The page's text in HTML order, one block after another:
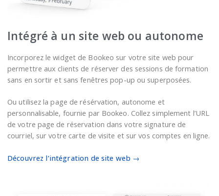
Intégré à un site web ou autonome
Incorporez le widget de Bookeo sur votre site web pour
permettre aux clients de réserver des sessions de formation
sans en sortir et sans fenêtres pop-up ou superposées.
Ou utilisez la page de résérvation, autonome et
personnalisable, fournie par Bookeo. Collez simplement l’URL
de votre page de réservation dans votre signature de
courriel, sur votre carte de visite et sur vos comptes en ligne.
Découvrez l’intégration de site web →